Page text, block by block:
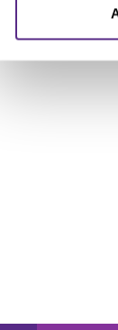
und die